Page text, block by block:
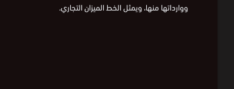
ووارداتها منها، ويمثل الخط الميزان التجاري.